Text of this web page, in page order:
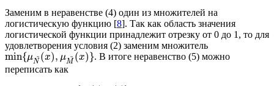
Заменим в неравенстве (4) один из множителей на
логистическую функцию [8]. Так как область значения
логистической функции принадлежит отрезку от 0 до 1, то для
удовлетворения условия (2) заменим множитель
min{μN
~(x), μM
~ (x) }. В итоге неравенство (5) можно
переписать как